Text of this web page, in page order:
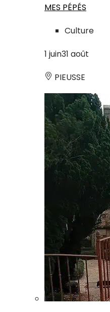
MES PÉPÉS
Culture
1 juin31 août
PIEUSSE